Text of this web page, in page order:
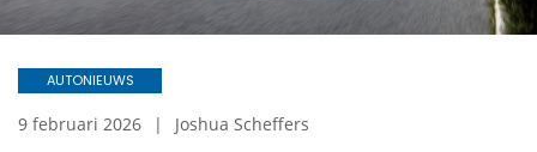
AUTONIEUWS
9 februari 2026 Joshua Scheffers